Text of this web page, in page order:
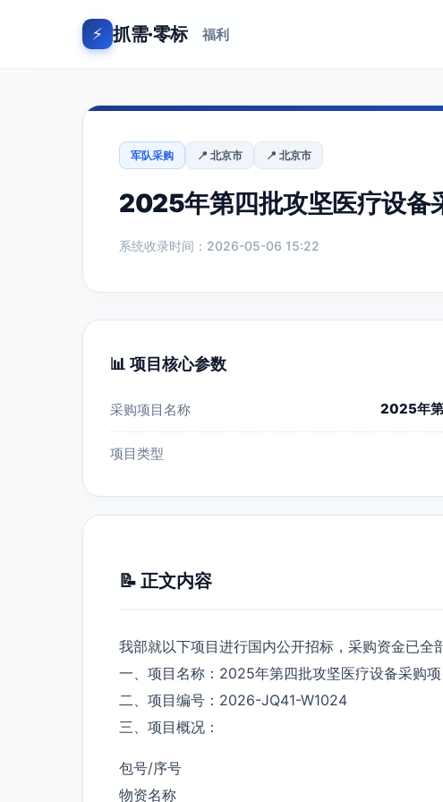
⚡ 抓需·零标 福利
军队采购 📍 北京市 📍 北京市
2025年第四批攻坚医疗设备
系统收录时间：2026-05-06 15:22
📊 项目核心参数
采购项目名称 2025年第
项目类型
📝 正文内容
我部就以下项目进行国内公开招标，采购资金已全
一、项目名称：2025年第四批攻坚医疗设备采购
二、项目编号：2026-JQ41-W1024
三、项目概况：
包号/序号
物资名称